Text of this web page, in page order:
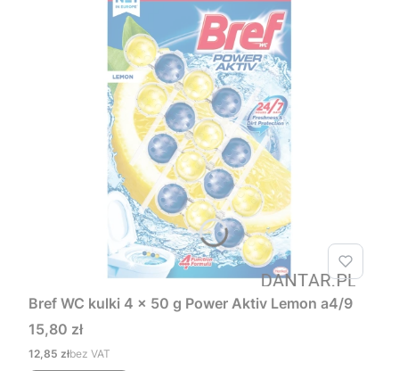
Bref WC kulki 4 x 50 g Power Aktiv Lemon a4/9
Cena
15,80 zł
Cena
12,85 złbez VAT